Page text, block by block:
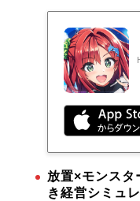
放置×モンス
き経営シミュ